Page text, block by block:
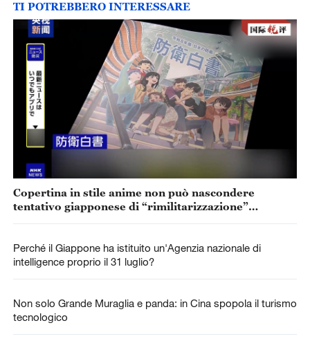
TI POTREBBERO INTERESSARE
Copertina in stile anime non può nascondere
tentativo giapponese di “rimilitarizzazione”
Perché il Giappone ha istituito un'Agenzia nazionale di
intelligence proprio il 31 luglio?
Non solo Grande Muraglia e panda: in Cina spopola il turismo
tecnologico